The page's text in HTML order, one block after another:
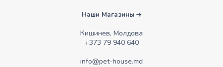
Наши Магазины
Кишинев, Молдова
+373 79 940 640
info@pet-house.md